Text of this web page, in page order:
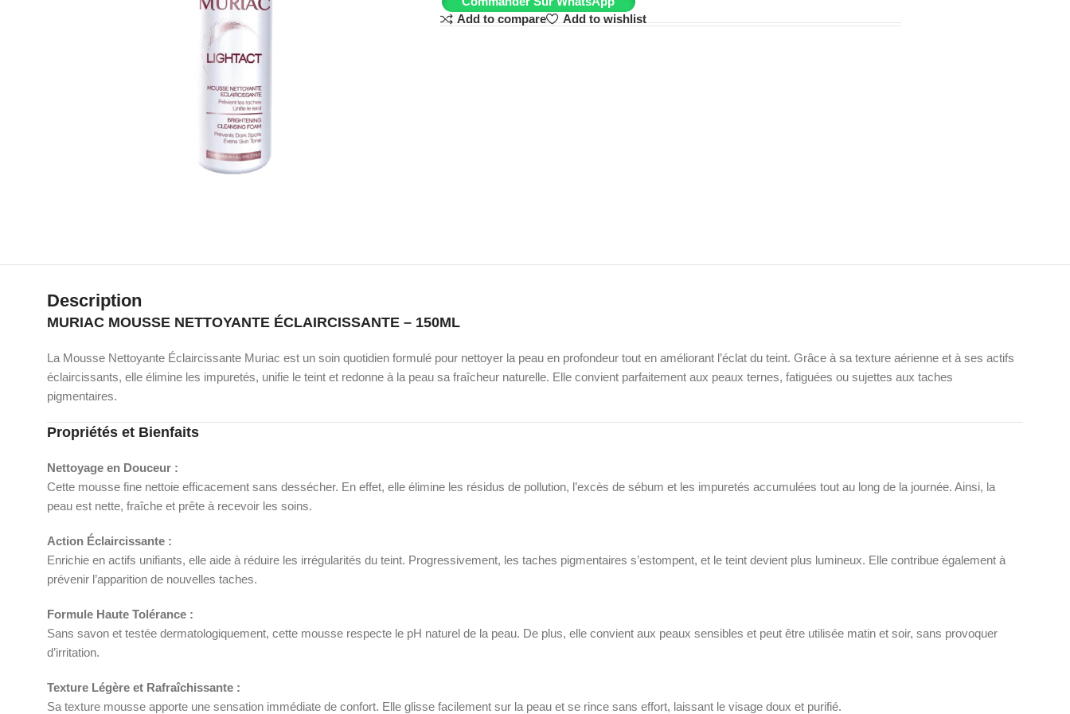
Add to compare
Add to wishlist
Description
MURIAC MOUSSE NETTOYANTE ÉCLAIRCISSANTE – 150ML
La Mousse Nettoyante Éclaircissante Muriac est un soin quotidien formulé pour nettoyer la peau en profondeur tout en améliorant l’éclat du teint. Grâce à sa texture aérienne et à ses actifs
éclaircissants, elle élimine les impuretés, unifie le teint et redonne à la peau sa fraîcheur naturelle. Elle convient parfaitement aux peaux ternes, fatiguées ou sujettes aux taches
pigmentaires.
Propriétés et Bienfaits
Nettoyage en Douceur :
Cette mousse fine nettoie efficacement sans dessécher. En effet, elle élimine les résidus de pollution, l’excès de sébum et les impuretés accumulées tout au long de la journée. Ainsi, la
peau est nette, fraîche et prête à recevoir les soins.
Action Éclaircissante :
Enrichie en actifs unifiants, elle aide à réduire les irrégularités du teint. Progressivement, les taches pigmentaires s’estompent, et le teint devient plus lumineux. Elle contribue également à
prévenir l’apparition de nouvelles taches.
Formule Haute Tolérance :
Sans savon et testée dermatologiquement, cette mousse respecte le pH naturel de la peau. De plus, elle convient aux peaux sensibles et peut être utilisée matin et soir, sans provoquer
d’irritation.
Texture Légère et Rafraîchissante :
Sa texture mousse apporte une sensation immédiate de confort. Elle glisse facilement sur la peau et se rince sans effort, laissant le visage doux et purifié.